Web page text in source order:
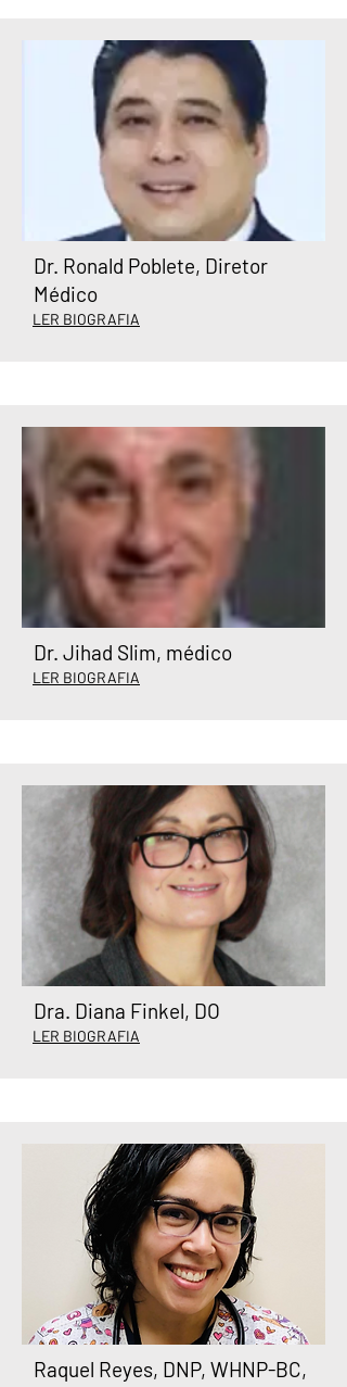
Dr. Ronald Poblete, Diretor
Médico
LER BIOGRAFIA
Dr. Jihad Slim, médico
LER BIOGRAFIA
Dra. Diana Finkel, DO
LER BIOGRAFIA
Raquel Reyes, DNP, WHNP-BC,